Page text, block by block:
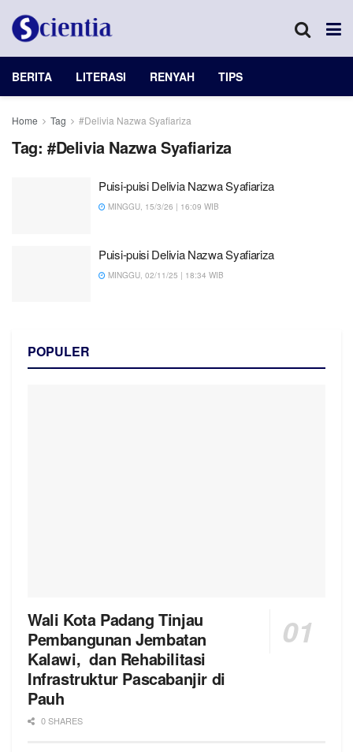
BERITA LITERASI RENYAH TIPS
Home Tag #Delivia Nazwa Syafiariza
Tag: #Delivia Nazwa Syafiariza
Puisi-puisi Delivia Nazwa Syafiariza
MINGGU, 15/3/26 | 16:09 WIB
Puisi-puisi Delivia Nazwa Syafiariza
MINGGU, 02/11/25 | 18:34 WIB
POPULER
Wali Kota Padang Tinjau
Pembangunan Jembatan
Kalawi, dan Rehabilitasi
Infrastruktur Pascabanjir di
Pauh
0 SHARES